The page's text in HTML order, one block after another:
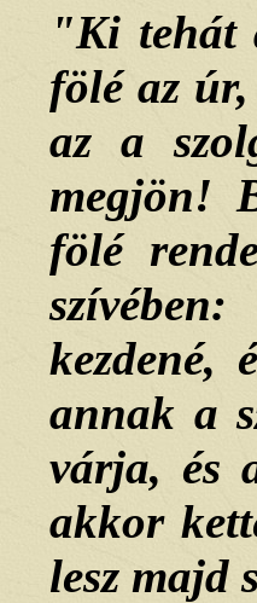
"Ki tehát
fölé az
az a
megjön!
fölé
kezdené,
annak a
várja, és
akkor
lesz majd